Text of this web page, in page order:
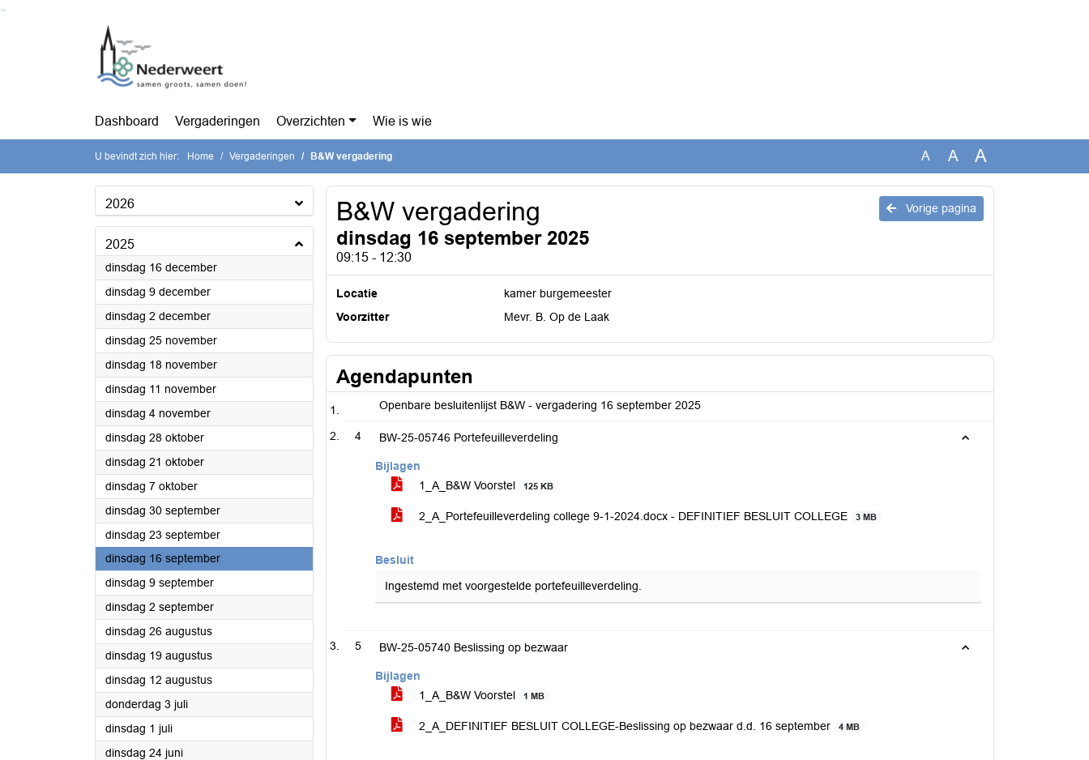
Dashboard Vergaderingen Overzichten Wie is wie
U bevindt zich hier: Home Vergaderingen B&W vergadering A A A
2026
2025
dinsdag 16 december2025
dinsdag 9 december2025
dinsdag 2 december2025
dinsdag 25 november2025
dinsdag 18 november2025
dinsdag 11 november2025
dinsdag 4 november2025
dinsdag 28 oktober2025
dinsdag 21 oktober2025
dinsdag 7 oktober2025
dinsdag 30 september2025
dinsdag 23 september2025
dinsdag 16 september2025
dinsdag 9 september2025
dinsdag 2 september2025
dinsdag 26 augustus2025
dinsdag 19 augustus2025
dinsdag 12 augustus2025
donderdag 3 juli2025
dinsdag 1 juli2025
dinsdag 24 juni2025
Vorige pagina
B&W vergadering
dinsdag 16 september 2025
09:15 - 12:30
Locatie
kamer burgemeester
Voorzitter
Mevr. B. Op de Laak
Agendapunten
Openbare besluitenlijst B&W - vergadering 16 september 2025
4 BW-25-05746 Portefeuilleverdeling
Bijlagen
1_A_B&W Voorstel
125 KB
2_A_Portefeuilleverdeling college 9-1-2024.docx - DEFINITIEF BESLUIT COLLEGE 3 MB
Besluit
Ingestemd met voorgestelde portefeuilleverdeling.
5 BW-25-05740 Beslissing op bezwaar
Bijlagen
1_A_B&W Voorstel
1 MB
2_A_DEFINITIEF BESLUIT COLLEGE-Beslissing op bezwaar d.d. 16 september 4 MB